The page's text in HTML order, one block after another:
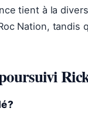
tient à la
Nation, tandis
?